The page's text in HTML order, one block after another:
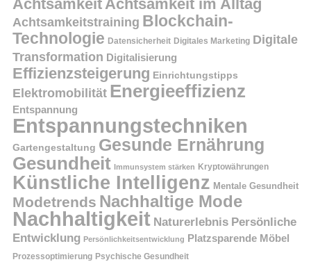
Achtsamkeit Achtsamkeit im Alltag
Achtsamkeitstraining Blockchain-
Technologie Datensicherheit Digitales Marketing Digitale
Transformation Digitalisierung
Effizienzsteigerung Einrichtungstipps
Elektromobilität Energieeffizienz
Entspannung
Entspannungstechniken
Gartengestaltung Gesunde Ernährung
Gesundheit Immunsystem stärken Kryptowährungen
Künstliche Intelligenz Mentale Gesundheit
Modetrends Nachhaltige Mode
Nachhaltigkeit Naturerlebnis Persönliche
Entwicklung Persönlichkeitsentwicklung Platzsparende Möbel
Prozessoptimierung Psychische Gesundheit